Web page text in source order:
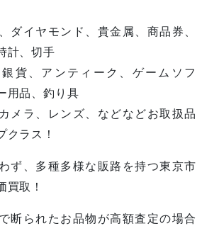
ダイヤモンド、貴金属、商品券、
計、切手
貨、アンティーク、ゲームソフ
用品、釣り具
メラ、レンズ、などなどお取扱品
クラス！
ず、多種多様な販路を持つ東京市
買取！
断られたお品物が高額査定の場合